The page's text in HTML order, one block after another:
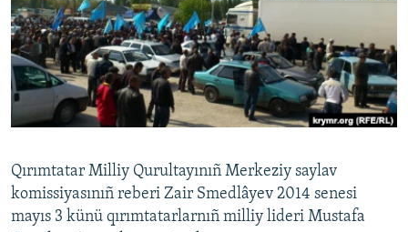
Русский
Українською
QOŞULIÑIZ!
RFE/RS bütün saytları
Qırımtatar Milliy Qurultayınıñ Merkeziy saylav
komissiyasınıñ reberi Zair Smedlâyev 2014 senesi
mayıs 3 künü qırımtatarlarnıñ milliy lideri Mustafa